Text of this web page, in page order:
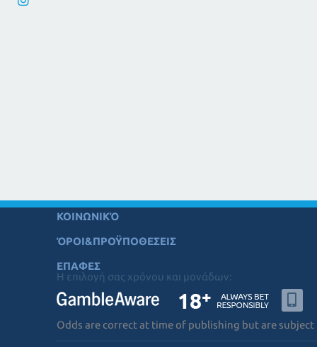
ΚΟΙΝΩΝΙΚΌ
ΌΡΟΙ&ΠΡΟΫΠΟΘΕΣΕΙΣ
ΕΠΑΦΕΣ
Η επιλογή σας χρόνου και μονάδων:
Odds are correct at time of publishing but are subject